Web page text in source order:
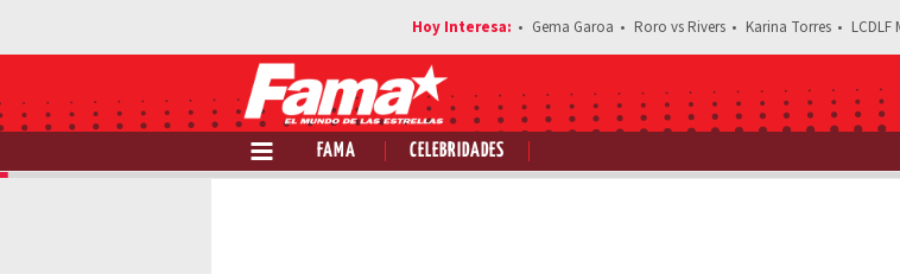
Gema Garoa Roro vs Rivers Karina Torres LCDLF
FAMA CELEBRIDADES
Estás